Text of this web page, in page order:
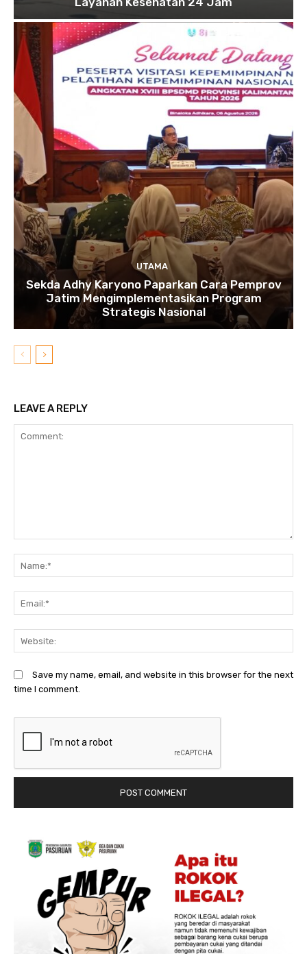
UTAMA
Sekda Adhy Karyono Paparkan Cara Pemprov
Jatim Mengimplementasikan Program
Strategis Nasional
LEAVE A REPLY
Save my name, email, and website in this browser for the next
time I comment.